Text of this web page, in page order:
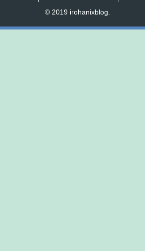
© 2019 irohanixblog.